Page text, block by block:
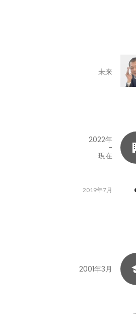
未来
2022年
-
現在
2019年7月
2001年3月